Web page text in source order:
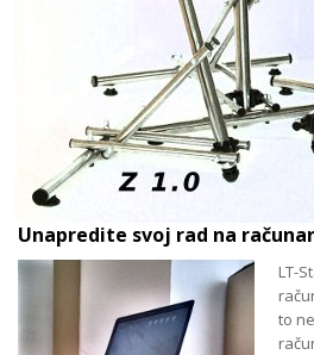
Unapredite svoj rad na
LT-
to